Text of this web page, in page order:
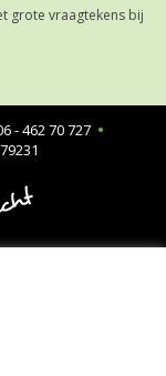
grote vraagtekens bij
- 462 70 727 •